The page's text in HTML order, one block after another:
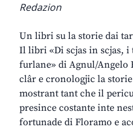
Redazion
Un libri su la storie dai
Il libri «Di scjas in scjas, i
furlane» di Agnul/Angelo
clâr e cronologjic la
mostrant tant che il
presince costante inte
fortunade di Floramo e